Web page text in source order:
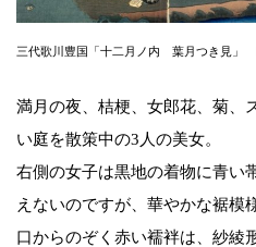
三代歌川豊国「十二月ノ内 葉月つき見」
満月の夜、桔梗、女郎花、菊、
い庭を散策中の3人の美女。
右側の女子は黒地の着物に青い
えないのですが、華やかな裾模
口からのぞく赤い襦袢は、紗綾